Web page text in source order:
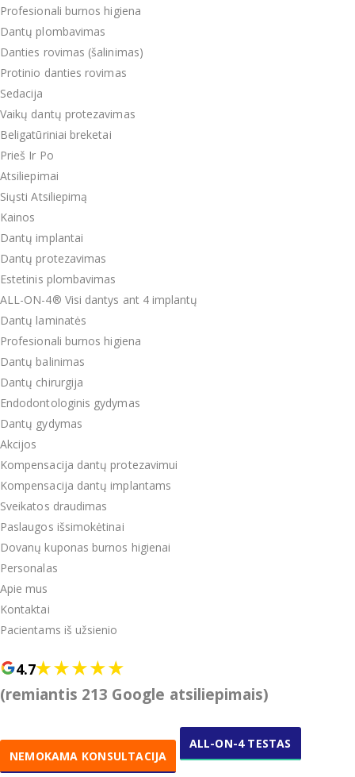
Profesionali burnos higiena
Dantų plombavimas
Danties rovimas (šalinimas)
Protinio danties rovimas
Sedacija
Vaikų dantų protezavimas
Beligatūriniai breketai
Prieš Ir Po
Atsiliepimai
Siųsti Atsiliepimą
Kainos
Dantų implantai
Dantų protezavimas
Estetinis plombavimas
ALL-ON-4® Visi dantys ant 4 implantų
Dantų laminatės
Profesionali burnos higiena
Dantų balinimas
Dantų chirurgija
Endodontologinis gydymas
Dantų gydymas
Akcijos
Kompensacija dantų protezavimui
Kompensacija dantų implantams
Sveikatos draudimas
Paslaugos išsimokėtinai
Dovanų kuponas burnos higienai
Personalas
Apie mus
Kontaktai
Pacientams iš užsienio
4.7
(remiantis 213 Google atsiliepimais)
NEMOKAMA KONSULTACIJA
ALL-ON-4 TESTAS